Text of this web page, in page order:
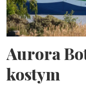
Aurora
kostym